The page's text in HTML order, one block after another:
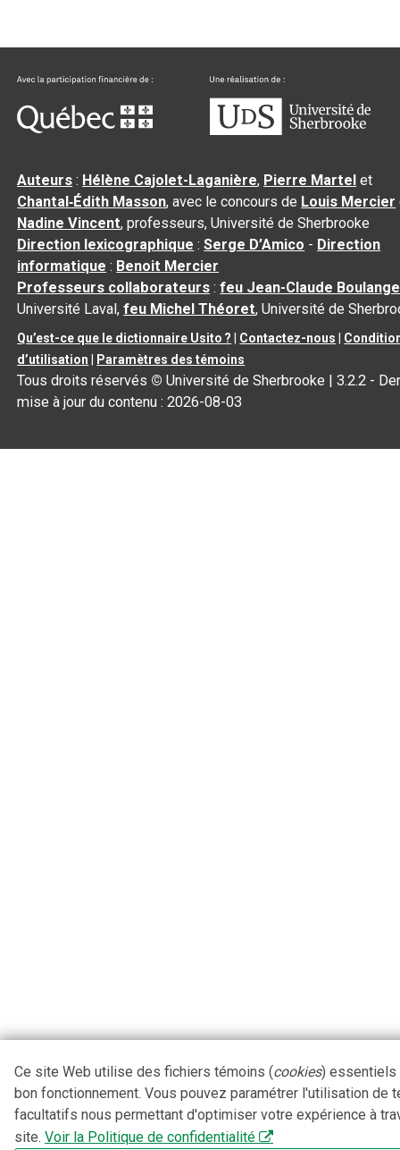
Auteurs : Hélène Cajolet-Laganière, Pierre Martel et
Chantal‑Édith Masson, avec le concours de Louis Mercier
Nadine Vincent, professeurs, Université de Sherbrooke
Direction lexicographique :Serge D’Amico - Direction
informatique : Benoit Mercier
Professeurs collaborateurs :feu Jean-Claude
Université Laval,feu Michel Théoret, Université de
Qu’est-ce que le dictionnaire Usito ? Contactez-nous
d’utilisation
Paramètres des témoins
Tous droits réservés © Université de Sherbrooke |3.2.2 -
mise à jour du contenu :2026-08-03
Ce site Web utilise des fichiers témoins (cookies) essentiels
bon fonctionnement. Vous pouvez paramétrer l'utilisation de
facultatifs nous permettant d'optimiser votre expérience à
site. Voir la Politique de confidentialité